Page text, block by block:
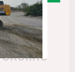
legalno i
za